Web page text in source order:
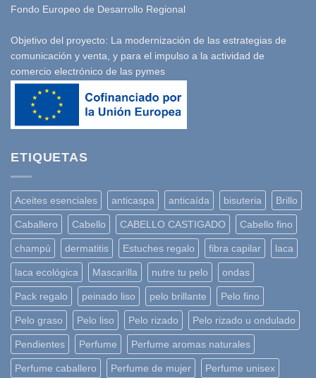
Fondo Europeo de Desarrollo Regional
Objetivo del proyecto: La modernización de las estrategias de
comunicación y venta, y para el impulso a la actividad de
comercio electrónico de las pymes
ETIQUETAS
Aceites esenciales anticaspa anticaída bisuteria Brillo
Caballero Cabello CABELLO CASTIGADO Cabello fino
champú dermatitis Estuches regalo fibra capilar laca
laca ecológica Mascarilla nutre tu pelo ondas
Pack regalo peinado liso pelo brillante Pelo fino
Pelo graso Pelo liso Pelo rizado Pelo rizado u ondulado
Pendientes Perfume Perfume aromas naturales
Perfume caballero Perfume de mujer Perfume unisex